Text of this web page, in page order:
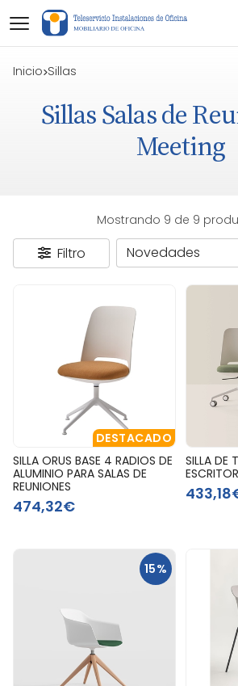
Inicio sillas
Sillas Salas de
Meeting
Mostrando 9 de 9
Filtro
DESTACADO
SILLA ORUS BASE 4 RADIOS DE
ALUMINIO PARA SALAS DE
REUNIONES
474,32€
SILLA DE
15%